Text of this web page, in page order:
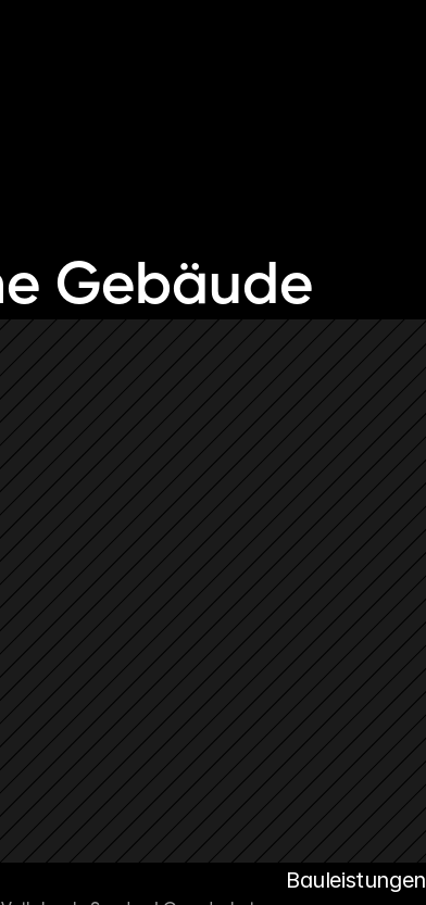
Gebäude
Bauleistungen